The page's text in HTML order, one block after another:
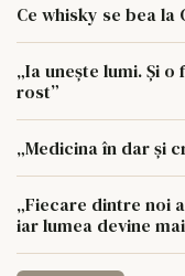
Ce whisky se bea
„Ia unește lumi. Și
rost”
„Medicina în dar și
„Fiecare dintre noi
iar lumea devine